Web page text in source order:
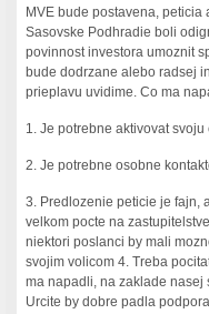
MVE bude postavena,
Sasovske Podhradie boli
povinnost investora umoznit
bude dodrzane alebo radsej
prieplavu uvidime. Co ma
1. Je potrebne aktivovat
2. Je potrebne osobne
3. Predlozenie peticie je fajn,
velkom pocte na
niektori poslanci by mali
svojim volicom 4. Treba
ma napadli, na zaklade
Urcite by dobre padla